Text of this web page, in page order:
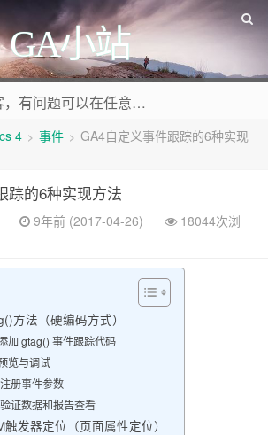
GA小站
欢迎访问我的博客，有问题可以在任意文章底部留言评论
4 > 事件 > GA4自定义事件跟踪的6种实现
踪的6种实现方法
9年前 (2017-04-26)
18044次浏
方法（硬编码方式）
加 gtag() 事件跟踪代码
览与调试
册事件参数
证数据和报告查看
发器定位（页面属性定位）